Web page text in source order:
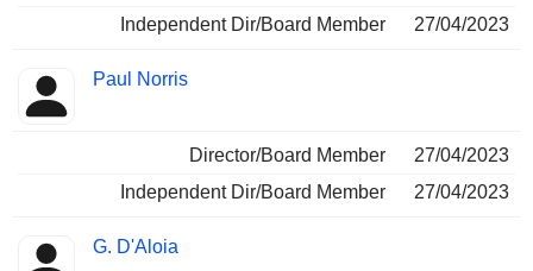
Independent Dir/Board Member
27/04/2023
Paul Norris
Director/Board Member
27/04/2023
Independent Dir/Board Member
27/04/2023
G. D'Aloia